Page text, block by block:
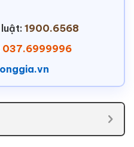
1900.6568
037.6999996